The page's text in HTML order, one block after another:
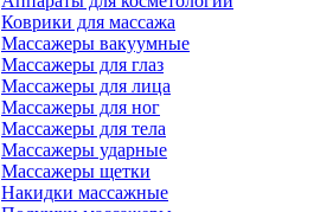
Коврики для массажа
Массажеры вакуумные
Массажеры для глаз
Массажеры для лица
Массажеры для ног
Массажеры для тела
Массажеры ударные
Массажеры щетки
Накидки массажные